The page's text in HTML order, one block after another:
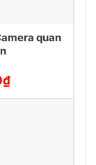
quan
₫Giá
tại